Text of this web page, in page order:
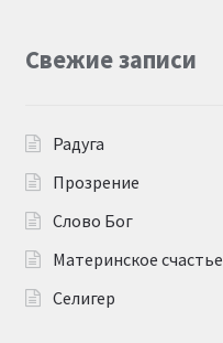
Свежие записи
Радуга
Прозрение
Слово Бог
Материнское счастье
Селигер